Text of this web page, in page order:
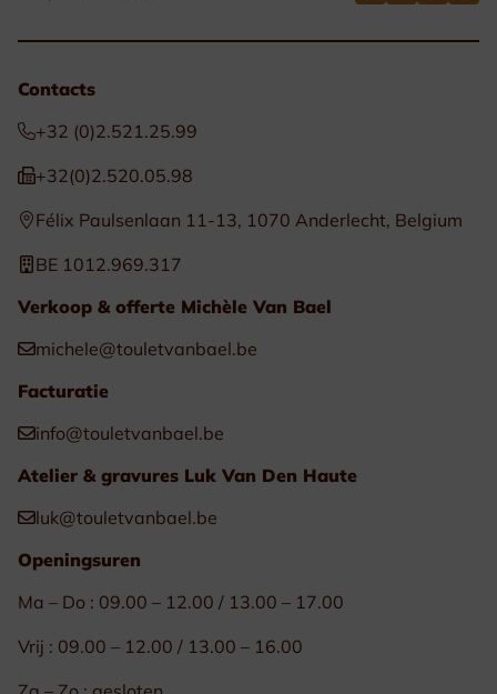
Contacts
+32 (0)2.521.25.99
+32(0)2.520.05.98
Félix Paulsenlaan 11-13, 1070 Anderlecht, Belgium
BE 1012.969.317
Verkoop & offerte Michèle Van Bael
michele@touletvanbael.be
Facturatie
info@touletvanbael.be
Atelier & gravures Luk Van Den Haute
luk@touletvanbael.be
Openingsuren
Ma – Do : 09.00 – 12.00 / 13.00 – 17.00
Vrij : 09.00 – 12.00 / 13.00 – 16.00